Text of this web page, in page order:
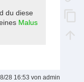
du diese
Malus
28 16:53 vonadmin